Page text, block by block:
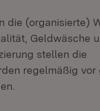
die (organisierte)
Geldwäsche
stellen die
regelmäßig vor